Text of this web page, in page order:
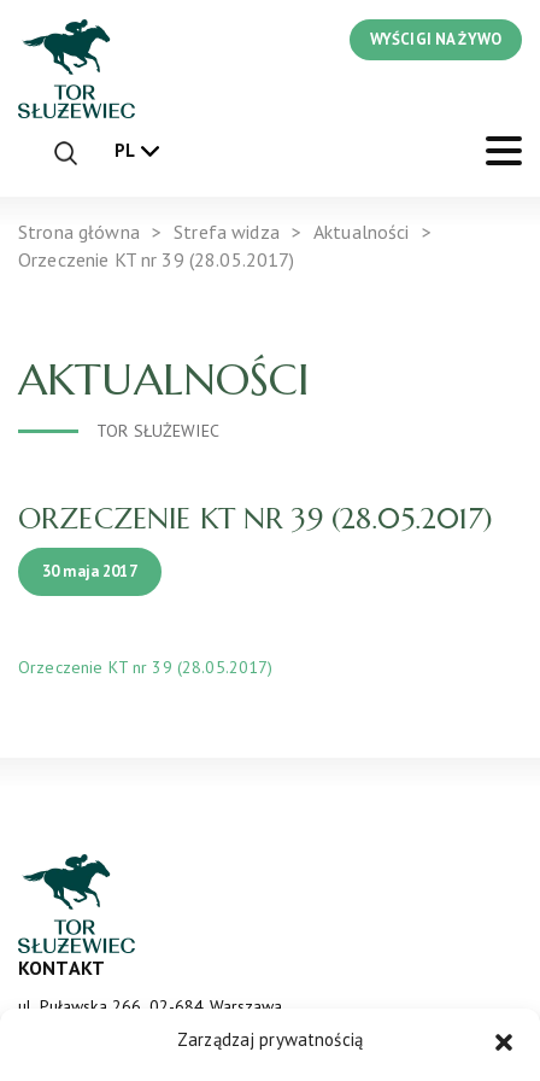
Zarządzaj prywatnością
WYŚCIGI NA ŻYWO
PL
Strona główna Strefa widza
Aktualności
Orzeczenie KT nr 39 (28.05.2017)
AKTUALNOŚCI
TOR SŁUŻEWIEC
ORZECZENIE KT NR 39 (28.05.2017)
30 maja 2017
Orzeczenie KT nr 39 (28.05.2017)
KONTAKT
ul. Puławska 266, 02-684 Warszawa
sluzewiec@totalizator.pl